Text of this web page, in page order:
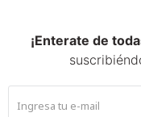
¡Enterate de